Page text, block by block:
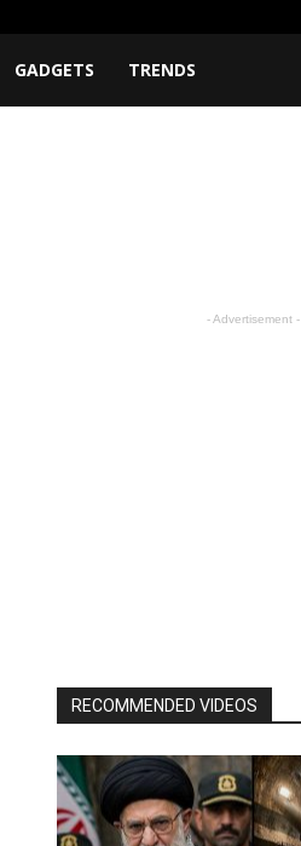
GADGETS TRENDS
- Advertisement -
RECOMMENDED VIDEOS